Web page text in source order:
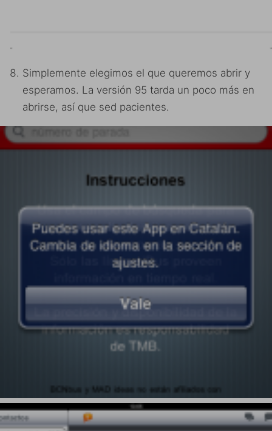
Simplemente elegimos el que queremos abrir y
esperamos. La versión 95 tarda un poco más en
abrirse, así que sed pacientes.